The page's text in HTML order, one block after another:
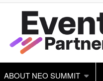
ABOUT NEO SUMMIT